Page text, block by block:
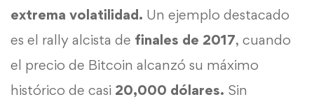
extrema volatilidad. Un ejemplo destacado
es el rally alcista de finales de 2017, cuando
el precio de Bitcoin alcanzó su máximo
histórico de casi 20,000 dólares. Sin